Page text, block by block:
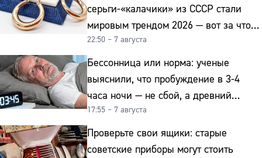
серьги-«калачики» из СССР стали
мировым трендом 2026 — вот за что
их ценят ювелиры
22:50 – 7 августа
Бессонница или норма: ученые
выяснили, что пробуждение в 3-4
часа ночи — не сбой, а древний
биологический ритм
17:55 – 7 августа
Проверьте свои ящики: старые
советские приборы могут стоить